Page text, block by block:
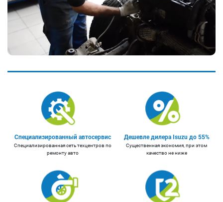
Специализированный автосервис
Специализированная сеть техцентров по
ремонту авто
Дешевле дилера Isuzu до 55%
Существенная экономия, при этом
качество не ниже